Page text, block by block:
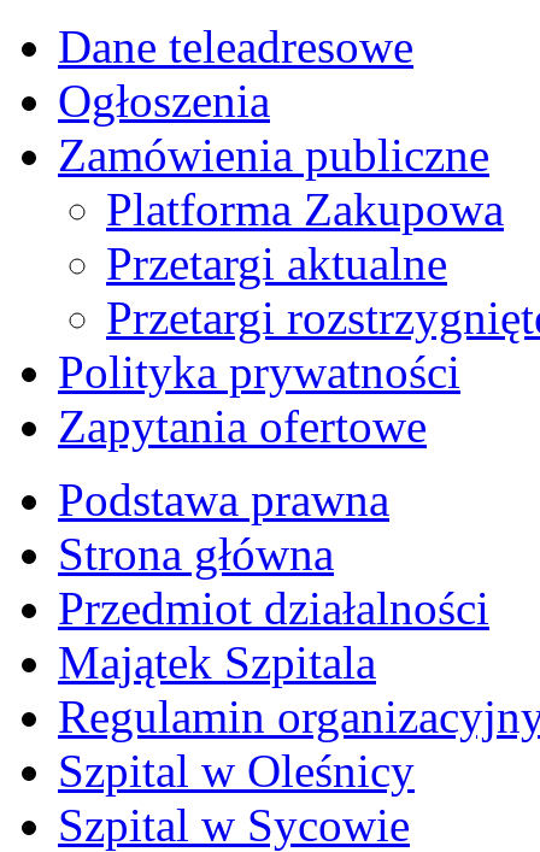
Dane teleadresowe
Ogłoszenia
Zamówienia publiczne
Platforma Zakupowa
Przetargi aktualne
Przetargi
Polityka prywatności
Zapytania ofertowe
Podstawa prawna
Strona główna
Przedmiot działalności
Majątek Szpitala
Regulamin
Szpital w Oleśnicy
Szpital w Sycowie